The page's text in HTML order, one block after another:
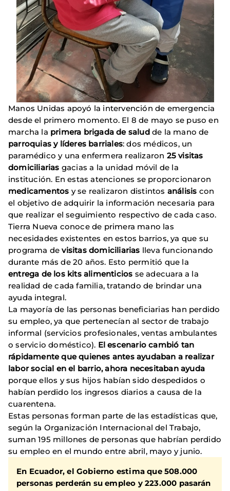
Manos Unidas apoyó la intervención de emergencia
desde el primero momento. El 8 de mayo se puso en
marcha la primera brigada de salud de la mano de
parroquias y líderes barriales: dos médicos, un
paramédico y una enfermera realizaron 25 visitas
domiciliarias gacias a la unidad móvil de la
institución. En estas atenciones se proporcionaron
medicamentos y se realizaron distintos análisis con
el objetivo de adquirir la información necesaria para
que realizar el seguimiento respectivo de cada caso.
Tierra Nueva conoce de primera mano las
necesidades existentes en estos barrios, ya que su
programa devisitas domiciliarias lleva funcionando
durante más de 20 años. Esto permitió que la
entrega de los kits alimenticios se adecuara a la
realidad de cada familia, tratando de brindar una
ayuda integral.
La mayoría de las personas beneficiarias han perdido
su empleo, ya que pertenecían al sector de trabajo
informal (servicios profesionales, ventas ambulantes
o servicio doméstico). El escenario cambió tan
rápidamente que quienes antes ayudaban a realizar
labor social en el barrio, ahora necesitaban ayuda
porque ellos y sus hijos habían sido despedidos o
habían perdido los ingresos diarios a causa de la
cuarentena.
Estas personas forman parte de las estadísticas que,
según la Organización Internacional del Trabajo,
suman 195 millones de personas que habrían perdido
su empleo en el mundo entre abril, mayo y junio.
En Ecuador, el Gobierno estima que 508.000
personas perderán su empleo y 223.000 pasarán